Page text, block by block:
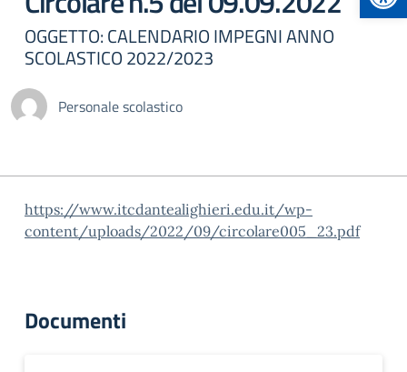
OGGETTO: CALENDARIO IMPEGNI ANNO
SCOLASTICO 2022/2023
Personale scolastico
https://www.itcdantealighieri.edu.it/wp-
content/uploads/2022/09/circolare005_23.pdf
Documenti